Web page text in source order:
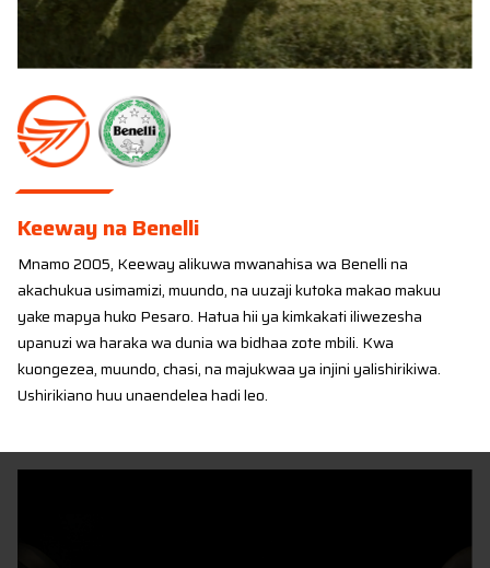
Keeway na Benelli
Mnamo 2005, Keeway alikuwa mwanahisa wa Benelli na
akachukua usimamizi, muundo, na uuzaji kutoka makao makuu
yake mapya huko Pesaro. Hatua hii ya kimkakati iliwezesha
upanuzi wa haraka wa dunia wa bidhaa zote mbili. Kwa
kuongezea, muundo, chasi, na majukwaa ya injini yalishirikiwa.
Ushirikiano huu unaendelea hadi leo.